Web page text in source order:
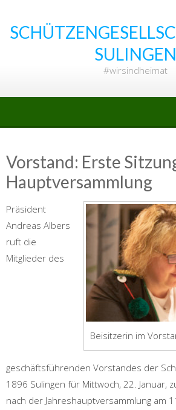
content
SULINGEN
#wirsindheimat
Vorstand: Erste
Hauptversammlung
Beisitzerin im
Präsident
Andreas Albers
ruft die
Mitglieder des
geschäftsführenden Vorstandes der
1896 Sulingen für Mittwoch, 22. Januar,
nach der Jahreshauptversammlung am